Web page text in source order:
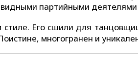
партийными деятелями
стиле. Его сшили для
многогранен и